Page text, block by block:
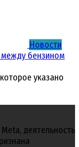
Новости
бензином
указано
деятельность